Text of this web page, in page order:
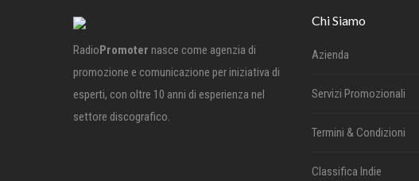
RadioPromoter nasce come agenzia di
promozione e comunicazione per iniziativa di
esperti, con oltre 10 anni di esperienza nel
settore discografico.
Chi Siamo
Azienda
Servizi Promozionali
Termini & Condizioni
Classifica Indie